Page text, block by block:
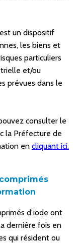
un dispositif
les biens et
particuliers
et/ou
prévues dans le
consulter le
la Préfecture de
en cliquant ici.
d’iode ont
dernière fois en
qui résident ou